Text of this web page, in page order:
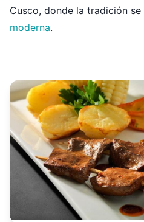
Cusco, donde la tradición
moderna.